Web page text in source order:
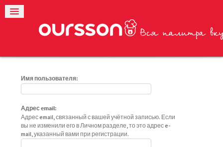
Имя пользователя:
Адрес email:
Адрес email, связанный с вашей учётной записью. Если
вы не изменили его в Личном разделе, то это адрес e-
mail, указанный вами при регистрации.